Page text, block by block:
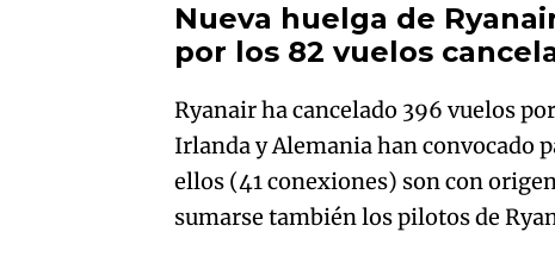
Nueva huelga de
por los 82 vuelos
Ryanair ha cancelado 396 vuelos
Irlanda y Alemania han convocado
ellos (41 conexiones) son con
sumarse también los pilotos de